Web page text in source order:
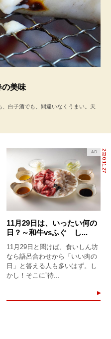
の美味
白子酒でも、間違いなくうまい。天
2020.11.27
AD
11月29日は、いったい何の
日？～和牛vsふぐ し...
11月29日と聞けば、食いしん坊
なら語呂合わせから「いい肉の
日」と答える人も多いはず。し
かし！そこに”待...